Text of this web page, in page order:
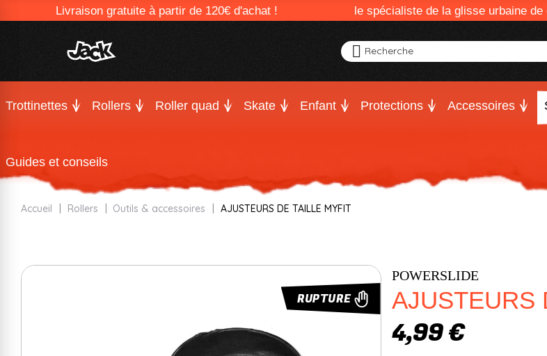
Livraison gratuite à partir de 120€ d'achat ! le spécialiste de la glisse urbaine de
Recherche
Trottinettes Rollers Roller quad Skate Enfant Protections Accessoires
Guides et conseils
Accueil Rollers Outils & accessoires AJUSTEURS DE TAILLE MYFIT
RUPTURE
POWERSLIDE
AJUSTEURS
4,99 €